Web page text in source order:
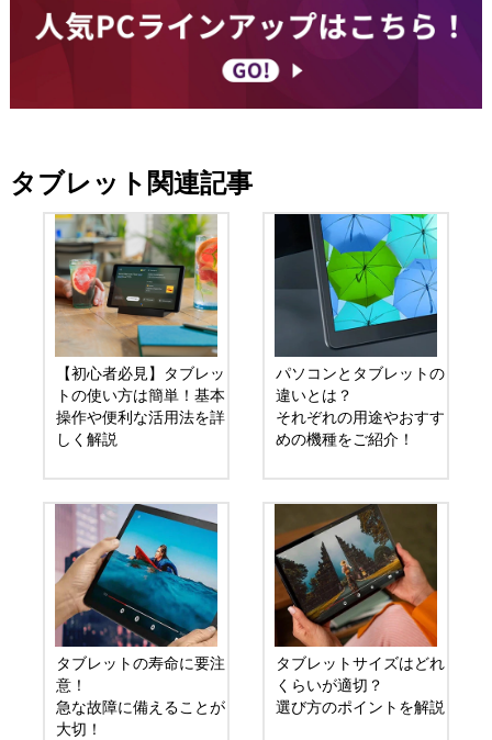
タブレット関連記事
【初心者必見】タブレッ
トの使い方は簡単！基本
操作や便利な活用法を詳
しく解説
パソコンとタブレットの
違いとは？
それぞれの用途やおすす
めの機種をご紹介！
タブレットの寿命に要注
意！
急な故障に備えることが
大切！
タブレットサイズはどれ
くらいが適切？
選び方のポイントを解説